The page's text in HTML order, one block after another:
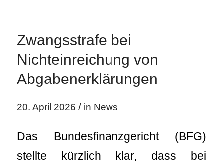
Zwangsstrafe bei
Nichteinreichung von
Abgabenerklärungen
20. April 2026 / in News
Das Bundesfinanzgericht (BFG)
stellte kürzlich klar, dass bei